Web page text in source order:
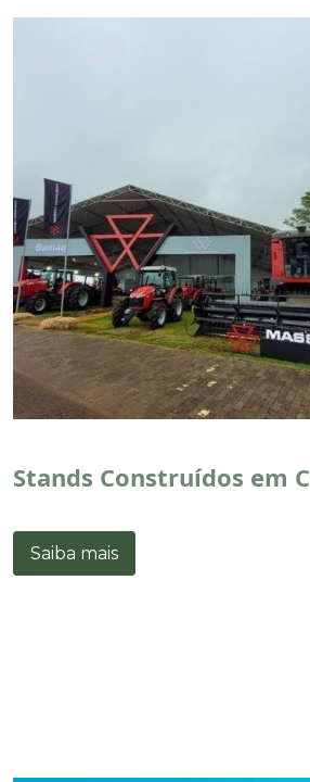
Stands Construídos em
Saiba mais